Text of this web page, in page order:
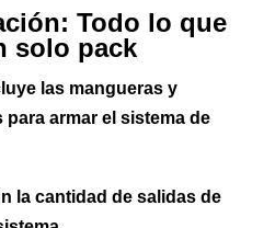
Todo lo que
solo pack
las mangueras y
armar el sistema de
la cantidad de salidas de